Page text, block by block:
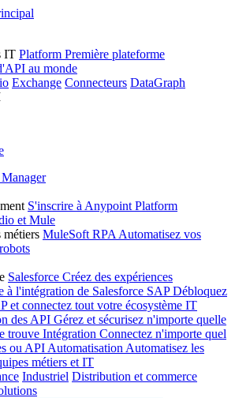
IT Platform Première plateforme
au monde
Exchange Connecteurs DataGraph
S'inscrire à Anypoint Platform
et Mule
métiers MuleSoft RPA Automatisez vos
Salesforce Créez des expériences
à l'intégration de Salesforce SAP Débloquez
et connectez tout votre écosystème IT
des API Gérez et sécurisez n'importe quelle
trouve Intégration Connectez n'importe quel
ou API Automatisation Automatisez les
métiers et IT
Industriel Distribution et commerce